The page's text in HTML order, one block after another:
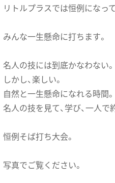
リトルプラスでは恒例になっ
みんな一生懸命に打ちます。
名人の技には到底かなわない。
しかし、楽しい。
自然と一生懸命になれる時間。
名人の技を見て、学び、一人
恒例そば打ち大会。
写真でご覧ください。